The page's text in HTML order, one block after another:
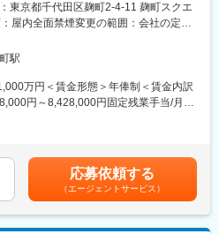
のオンボーディングから活用の高度化
めの効果振り返り・提案
関するサポート業務
、素養やご経験に基づいてお任せしま
内で最も豊富なナショナルクライアン
いる。
ントプール採用、エンゲージメント支
領域の尖りや知見
ッショナルな人材を紹介し、採用する
きます。
題を解決につながる求職者に会い、キ
施、入社に至るまでフォローをお任せ
の確認：企業の経営課題の解決法と紹介
東京都千代田区麹町2-4-11 麹町スクエ
屋内全面禁煙変更の範囲：会社の定め
駅
万円＜賃金形態＞年俸制＜賃金内訳
円～8,428,000円固定残業手当/月：
賞与： 年2回 ( 昨年実績：7、12月 )・
インセンティブ・在宅勤務手当（8,000
安の金額であり、選考を通じて上下す
(月額)は固定手当を含めた表記です。
応募依頼する
（エージェントサービス）